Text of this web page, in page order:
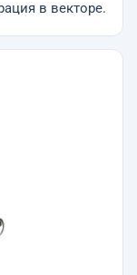
в векторе.